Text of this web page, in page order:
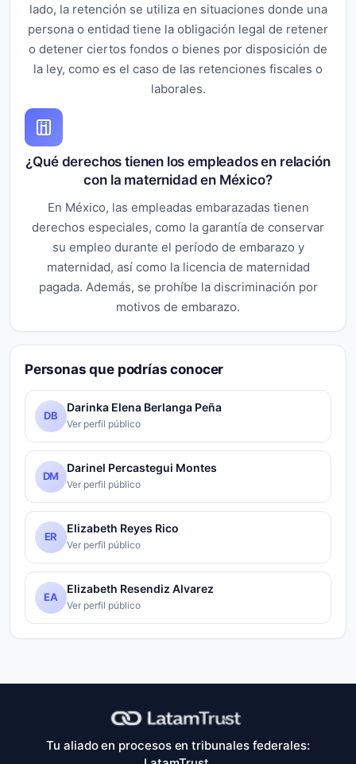
lado, la retención se utiliza en situaciones donde una
persona o entidad tiene la obligación legal de retener
o detener ciertos fondos o bienes por disposición de
la ley, como es el caso de las retenciones fiscales o
laborales.
¿Qué derechos tienen los empleados en relación
con la maternidad en México?
En México, las empleadas embarazadas tienen
derechos especiales, como la garantía de conservar
su empleo durante el período de embarazo y
maternidad, así como la licencia de maternidad
pagada. Además, se prohíbe la discriminación por
motivos de embarazo.
Personas que podrías conocer
DB
Darinka Elena Berlanga Peña
Ver perfil público
DM
Darinel Percastegui Montes
Ver perfil público
ER
Elizabeth Reyes Rico
Ver perfil público
EA
Elizabeth Resendiz Alvarez
Ver perfil público
Tu aliado en procesos en tribunales federales: